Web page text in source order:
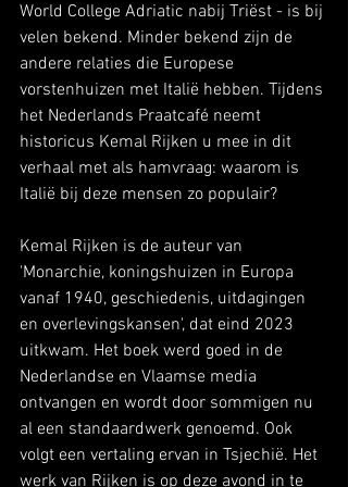
World College Adriatic nabij Triëst - is bij
velen bekend. Minder bekend zijn de
andere relaties die Europese
vorstenhuizen met Italië hebben. Tijdens
het Nederlands Praatcafé neemt
historicus Kemal Rijken u mee in dit
verhaal met als hamvraag: waarom is
Italië bij deze mensen zo populair?
Kemal Rijken is de auteur van
'Monarchie, koningshuizen in Europa
vanaf 1940, geschiedenis, uitdagingen
en overlevingskansen', dat eind 2023
uitkwam. Het boek werd goed in de
Nederlandse en Vlaamse media
ontvangen en wordt door sommigen nu
al een standaardwerk genoemd. Ook
volgt een vertaling ervan in Tsjechië. Het
werk van Rijken is op deze avond in te